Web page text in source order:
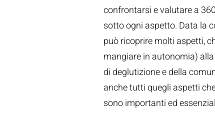
confrontarsi e valutare a
sotto ogni aspetto. Data la
può ricoprire molti aspetti,
mangiare in autonomia)
di deglutizione e della
anche tutti quegli aspetti
sono importanti ed